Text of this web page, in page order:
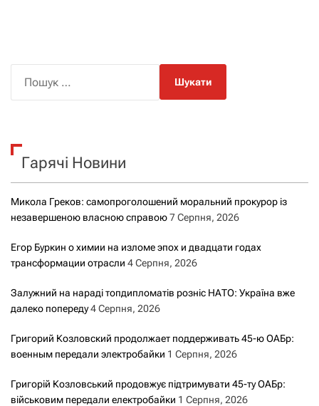
к
Гарячі Новини
Микола Греков: самопроголошений моральний прокурор із
незавершеною власною справою7 Серпня, 2026
Егор Буркин о химии на изломе эпох и двадцати годах
трансформации отрасли 4 Серпня, 2026
Залужний на нараді топдипломатів розніс НАТО: Україна вже
далеко попереду4 Серпня, 2026
Григорий Козловский продолжает поддерживать 45-ю ОАБр:
военным передали электробайки 1 Серпня, 2026
Григорій Козловський продовжує підтримувати 45-ту ОАБр:
військовим передали електробайки 1 Серпня, 2026